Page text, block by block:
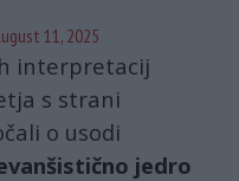
11, 2025
interpretacij
s strani
o usodi
jedro